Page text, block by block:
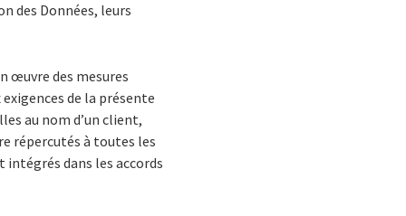
des Données, leurs
œuvre des mesures
de la présente
au nom d’un client,
répercutés à toutes les
dans les accords